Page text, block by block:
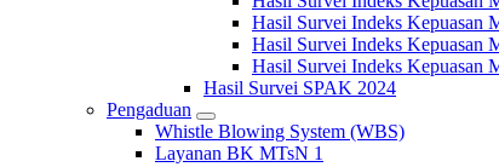
Hasil Survei Indeks Kepuasan
Hasil Survei Indeks Kepuasan
Hasil Survei Indeks Kepuasan
Hasil Survei SPAK 2024
Pengaduan
Whistle Blowing System (WBS)
Layanan BK MTsN 1